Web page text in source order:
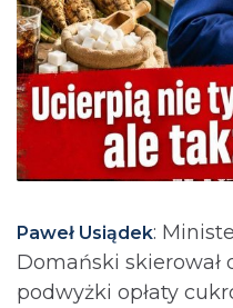
Paweł Usiądek:
Domański
podwyżki opłaty